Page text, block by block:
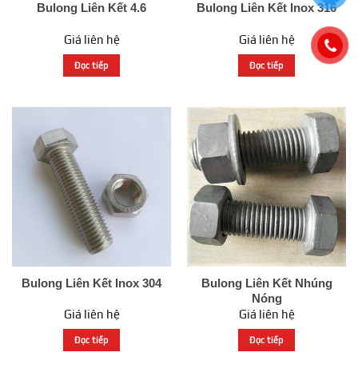
Bulong Liên Kết 4.6
Giá liên hệ
Đọc tiếp
Bulong Liên Kết Inox 316
Giá liên hệ
Đọc tiếp
Bulong Liên Kết Inox 304
Giá liên hệ
Đọc tiếp
Bulong Liên Kết Nhúng
Nóng
Giá liên hệ
Đọc tiếp